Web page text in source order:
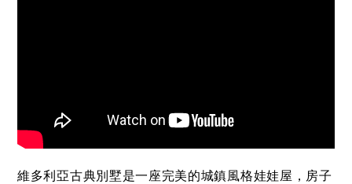
維多利亞古典別墅是一座完美的城鎮風格娃娃屋，房子